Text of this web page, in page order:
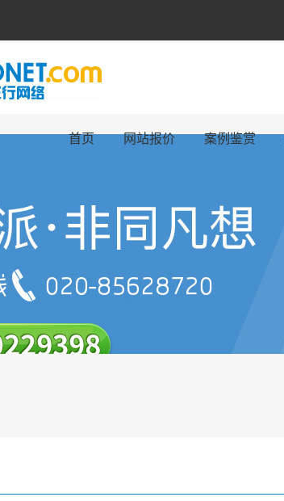
首页 网站报价 案例鉴赏